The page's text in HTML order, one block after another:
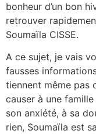
bonheur d’un bon
retrouver
Soumaïla CISSE.
A ce sujet, je vais
fausses
tiennent même pas
causer à une
son anxiété, à sa
rien, Soumaïla est